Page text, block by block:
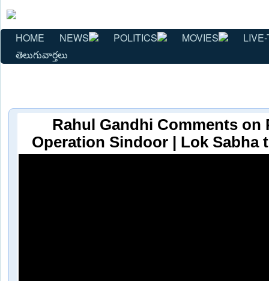
HOME NEWS POLITICS MOVIES
తెలుగువార్తలు
Rahul Gandhi Comments on
Operation Sindoor | Lok Sabha